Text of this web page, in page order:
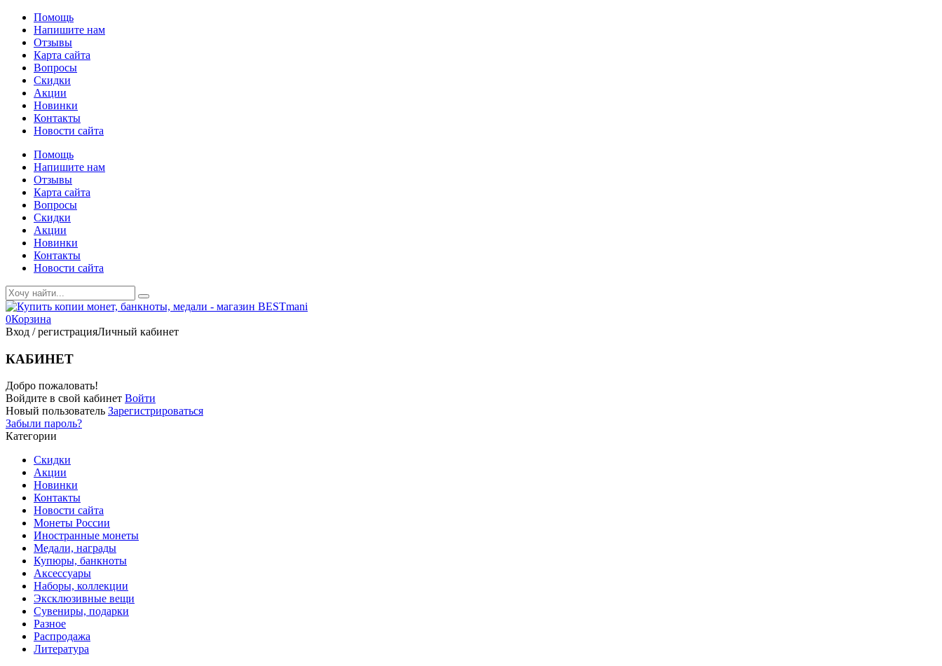
Помощь
Напишите нам
Отзывы
Карта сайта
Вопросы
Скидки
Акции
Новинки
Контакты
Новости сайта
Помощь
Напишите нам
Отзывы
Карта сайта
Вопросы
Скидки
Акции
Новинки
Контакты
Новости сайта
0Корзина
Вход / регистрацияЛичный кабинет
КАБИНЕТ
Добро пожаловать!
Войдите в свой кабинет Войти
Новый пользователь Зарегистрироваться
Забыли пароль?
Категории
Скидки
Акции
Новинки
Контакты
Новости сайта
Монеты России
Иностранные монеты
Медали, награды
Купюры, банкноты
Аксессуары
Наборы, коллекции
Эксклюзивные вещи
Сувениры, подарки
Разное
Распродажа
Литература